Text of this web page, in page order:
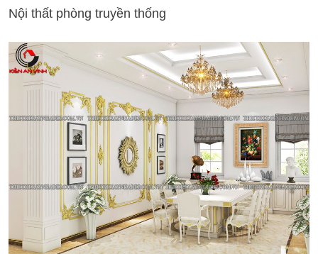
Nội thất phòng truyền thống